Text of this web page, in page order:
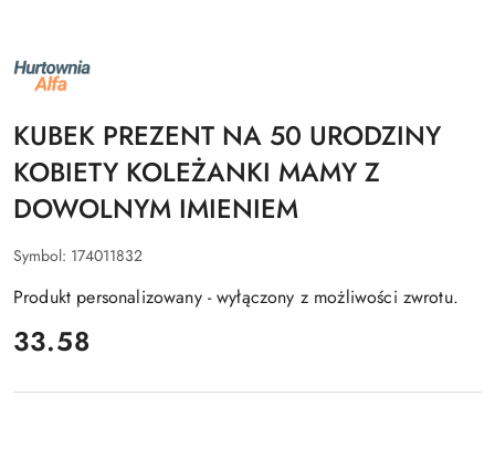
NAZWA
PRODUCENTA:
ALFA
KUBEK PREZENT NA 50 URODZINY
KOBIETY KOLEŻANKI MAMY Z
DOWOLNYM IMIENIEM
Symbol: 174011832
Produkt personalizowany - wyłączony z możliwości zwrotu.
cena:
33.58